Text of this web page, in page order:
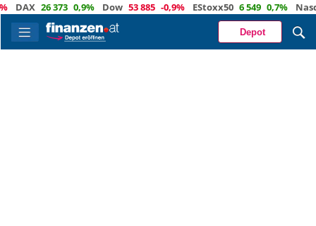
26 373 0,9% Dow 53 885 -0,9% EStoxx50 6 549 0,7% Nasdaq
Depot